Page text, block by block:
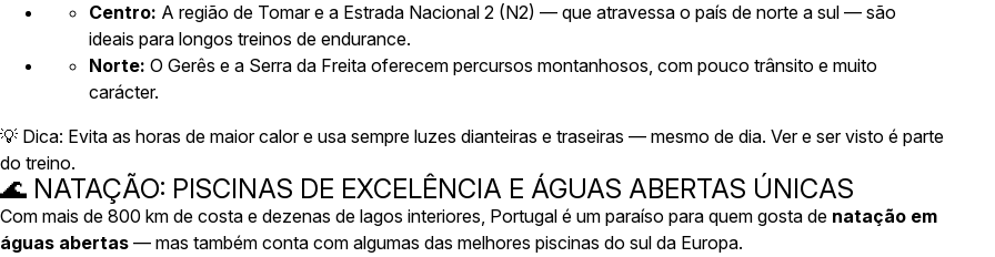
Centro: A região de Tomare a Estrada Nacional 2 (N2) — que atravessa o país de norte a sul — são
ideais para longos treinos de endurance.
Norte: O Gerês e a Serra da Freita oferecem percursos montanhosos, com pouco trânsito e muito
carácter.
💡 Dica: Evita as horas de maior calor e usa sempre luzes dianteiras e traseiras — mesmo de dia. Ver e ser visto é parte
do treino.
🌊 NATAÇÃO: PISCINAS DE EXCELÊNCIA E ÁGUAS ABERTAS ÚNICAS
Com mais de 800 km de costa e dezenas de lagos interiores, Portugal é um paraíso para quem gosta de natação em
águas abertas — mas também conta com algumas das melhores piscinas do sul da Europa.